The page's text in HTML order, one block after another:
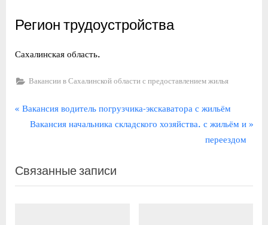
Регион трудоустройства
Сахалинская область.
Вакансии в Сахалинской области с предоставлением жилья
Навигация
П
ы
д
Вакансия водитель погрузчика-экскаватора с жильём
С
д
у
Вакансия начальника складского хозяйства. с жильём и
переездом
Связанные записи